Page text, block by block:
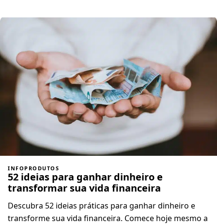
INFOPRODUTOS
52 ideias para ganhar dinheiro e
transformar sua vida financeira
Descubra 52 ideias práticas para ganhar dinheiro e
transforme sua vida financeira. Comece hoje mesmo a